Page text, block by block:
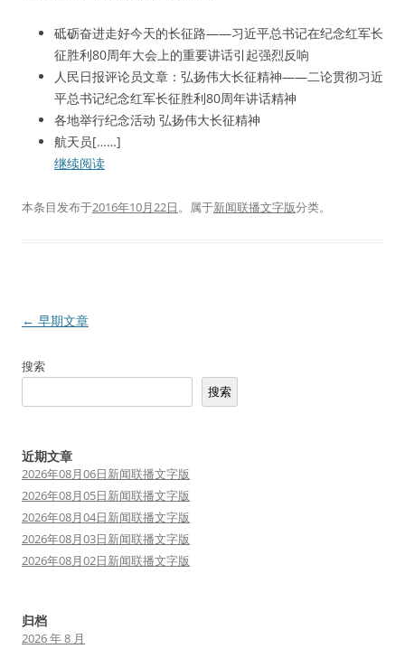
砥砺奋进走好今天的长征路——习近平总书记在纪念红军长
征胜利80周年大会上的重要讲话引起强烈反响
人民日报评论员文章：弘扬伟大长征精神——二论贯彻习近
平总书记纪念红军长征胜利80周年讲话精神
各地举行纪念活动 弘扬伟大长征精神
航天员[……]
继续阅读
本条目发布于2016年10月22日。属于新闻联播文字版分类。
文
导
← 早期文章
搜索
搜索
近期文章
2026年08月06日新闻联播文字版
2026年08月05日新闻联播文字版
2026年08月04日新闻联播文字版
2026年08月03日新闻联播文字版
2026年08月02日新闻联播文字版
归档
2026 年 8 月